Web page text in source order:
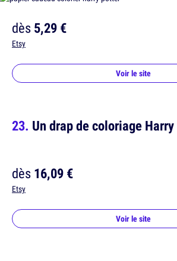
dès5,29 €
Etsy
Voir le site
Un drap de coloriage
dès16,09 €
Etsy
Voir le site